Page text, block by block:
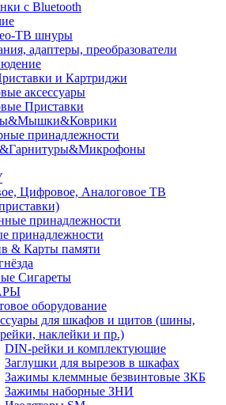
с Bluetooth
ТВ шнуры
адаптеры, преобразователи
и Картриджи
аксессуары
Приставки
принадлежности
Цифровое, Аналоговое ТВ
принадлежности
принадлежности
& Карты памяти
Сигареты
оборудование
для шкафов и щитов (шины,
наклейки и пр.)
DIN-рейки и комплектующие
Заглушки для вырезов в шкафах
Зажимы клеммные безвинтовые ЗКБ
Зажимы наборные ЗНИ